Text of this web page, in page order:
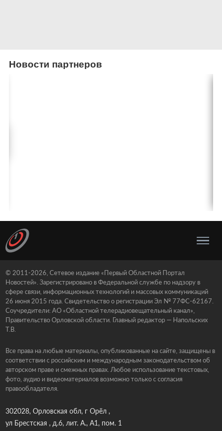
Новости партнеров
© 2011-2026, Сетевое издание «Первый Областной Портал
Новостей». Зарегистрировано в Федеральной службе по надзору в
сфере связи, информационных технологий и массовых коммуникаций
26 июня 2015 года. Свидетельство о регистрации Эл № 77ФС-62167.
Соучредители: АО «Областной телерадиовещательный канал»,
Правительство Орловской области. Главный редактор — Напольских
Т.В.
Все права на любые материалы, опубликованные на сайте, защищены в
соответствии с российским и международным законодательством об
авторском праве и смежных правах. Любое использование текстовых,
фото, аудио и видеоматериалов возможно только с согласия
правообладателя.
302028, Орловская обл, г Орёл ,
ул Брестская , д.6, лит. А., А1, пом. 1